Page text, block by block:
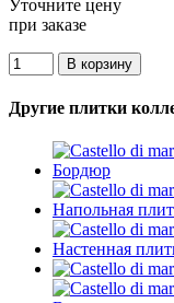
Уточните цену
при заказе
Другие плитки